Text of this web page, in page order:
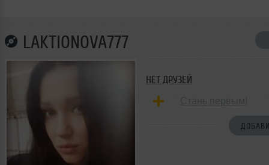
LAKTIONOVA777
НЕТ ДРУЗЕЙ